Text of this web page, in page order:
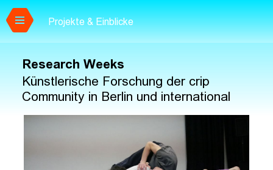
Zum Hauptinhalt springen
Projekte & Einblicke
Research Weeks
Künstlerische Forschung der crip
Community in Berlin und international